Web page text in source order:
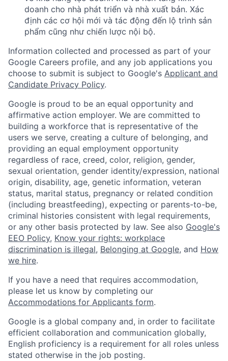
doanh cho nhà phát triển và nhà xuất bản. Xác
định các cơ hội mới và tác động đến lộ trình sản
phẩm cũng như chiến lược nội bộ.
Information collected and processed as part of your
Google Careers profile, and any job applications you
choose to submit is subject to Google's Applicant and
Candidate Privacy Policy.
Google is proud to be an equal opportunity and
affirmative action employer. We are committed to
building a workforce that is representative of the
users we serve, creating a culture of belonging, and
providing an equal employment opportunity
regardless of race, creed, color, religion, gender,
sexual orientation, gender identity/expression, national
origin, disability, age, genetic information, veteran
status, marital status, pregnancy or related condition
(including breastfeeding), expecting or parents-to-be,
criminal histories consistent with legal requirements,
or any other basis protected by law. See also Google's
EEO Policy, Know your rights: workplace
discrimination is illegal, Belonging at Google, and How
we hire.
If you have a need that requires accommodation,
please let us know by completing our
Accommodations for Applicants form.
Google is a global company and, in order to facilitate
efficient collaboration and communication globally,
English proficiency is a requirement for all roles unless
stated otherwise in the job posting.